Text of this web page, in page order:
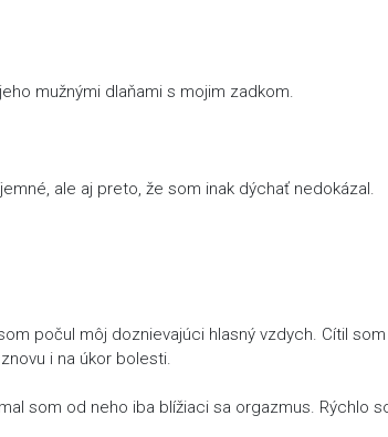
mužnými dlaňami s mojim zadkom.
ale aj preto, že som inak dýchať nedokázal.
počul môj doznievajúci hlasný vzdych. Cítil
i na úkor bolesti.
som od neho iba blížiaci sa orgazmus. Rýchlo